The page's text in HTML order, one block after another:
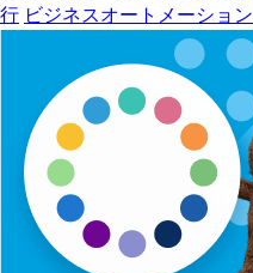
行 ビジネスオートメーション